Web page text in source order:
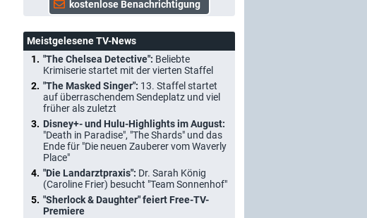
Meistgelesene TV-News
"The Chelsea Detective": Beliebte
Krimiserie startet mit der vierten Staffel
"The Masked Singer": 13. Staffel startet
auf überraschendem Sendeplatz und viel
früher als zuletzt
Disney+- und Hulu-Highlights im August:
"Death in Paradise", "The Shards" und das
Ende für "Die neuen Zauberer vom Waverly
Place"
"Die Landarztpraxis": Dr. Sarah König
(Caroline Frier) besucht "Team Sonnenhof"
"Sherlock & Daughter" feiert Free-TV-
Premiere